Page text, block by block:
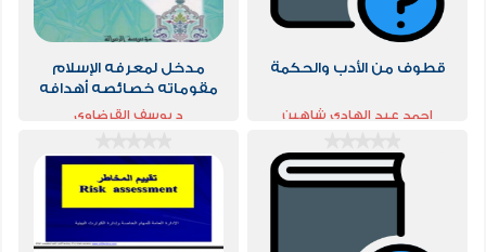
قطوف من الأدب والحكمة
احمد عبد الهادي شاهين
مدخل لمعرفه الإسلام
مقوماته خصائصه أهدافه
مصادره
د يوسف القرضاوى